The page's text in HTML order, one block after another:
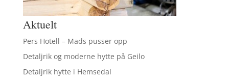
Aktuelt
Pers Hotell – Mads pusser opp
Detaljrik og moderne hytte på Geilo
Detaljrik hytte i Hemsedal